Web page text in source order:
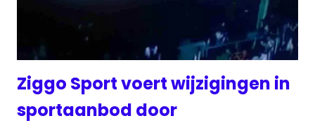
Ziggo Sport voert wijzigingen in
sportaanbod door